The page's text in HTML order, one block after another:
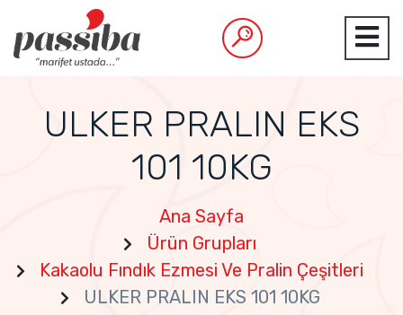
ULKER PRALIN EKS
101 10KG
Ana Sayfa
Ürün Grupları
Kakaolu Fındık Ezmesi Ve Pralin Çeşitleri
ULKER PRALIN EKS 101 10KG